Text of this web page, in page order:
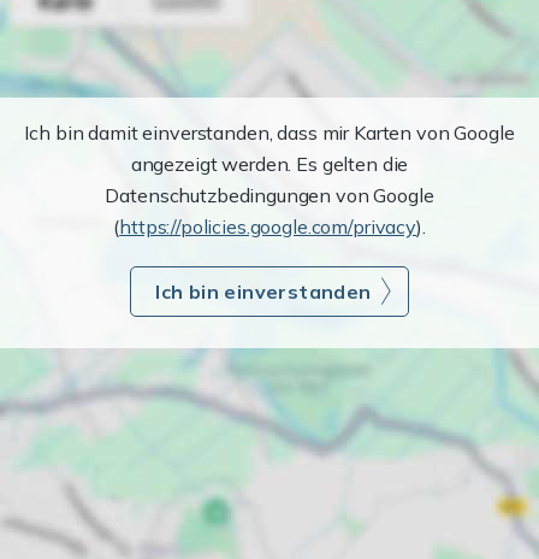
Ich bin damit einverstanden, dass mir Karten von Google
angezeigt werden. Es gelten die
Datenschutzbedingungen von Google
(https://policies.google.com/privacy).
Ich bin einverstanden